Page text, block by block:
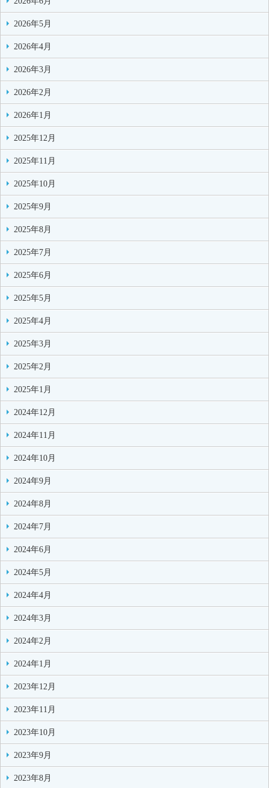
2026年5月
2026年4月
2026年3月
2026年2月
2026年1月
2025年12月
2025年11月
2025年10月
2025年9月
2025年8月
2025年7月
2025年6月
2025年5月
2025年4月
2025年3月
2025年2月
2025年1月
2024年12月
2024年11月
2024年10月
2024年9月
2024年8月
2024年7月
2024年6月
2024年5月
2024年4月
2024年3月
2024年2月
2024年1月
2023年12月
2023年11月
2023年10月
2023年9月
2023年8月